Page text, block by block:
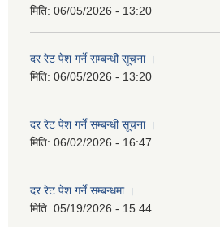
मिति: 06/05/2026 - 13:20
दर रेट पेश गर्ने सम्बन्धी सूचना ।
मिति: 06/05/2026 - 13:20
दर रेट पेश गर्ने सम्बन्धी सूचना ।
मिति: 06/02/2026 - 16:47
दर रेट पेश गर्ने सम्बन्धमा ।
मिति: 05/19/2026 - 15:44